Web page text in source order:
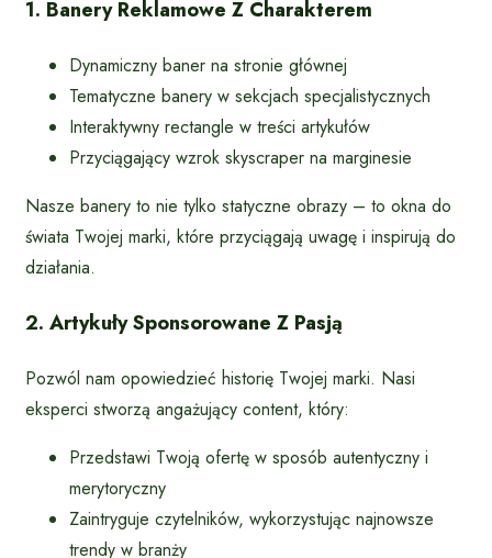
1. Banery Reklamowe Z Charakterem
Dynamiczny baner na stronie głównej
Tematyczne banery w sekcjach specjalistycznych
Interaktywny rectangle w treści artykułów
Przyciągający wzrok skyscraper na marginesie
Nasze banery to nie tylko statyczne obrazy – to okna do
świata Twojej marki, które przyciągają uwagę i inspirują do
działania.
2. Artykuły Sponsorowane Z Pasją
Pozwól nam opowiedzieć historię Twojej marki. Nasi
eksperci stworzą angażujący content, który:
Przedstawi Twoją ofertę w sposób autentyczny i
merytoryczny
Zaintryguje czytelników, wykorzystując najnowsze
trendy w branży